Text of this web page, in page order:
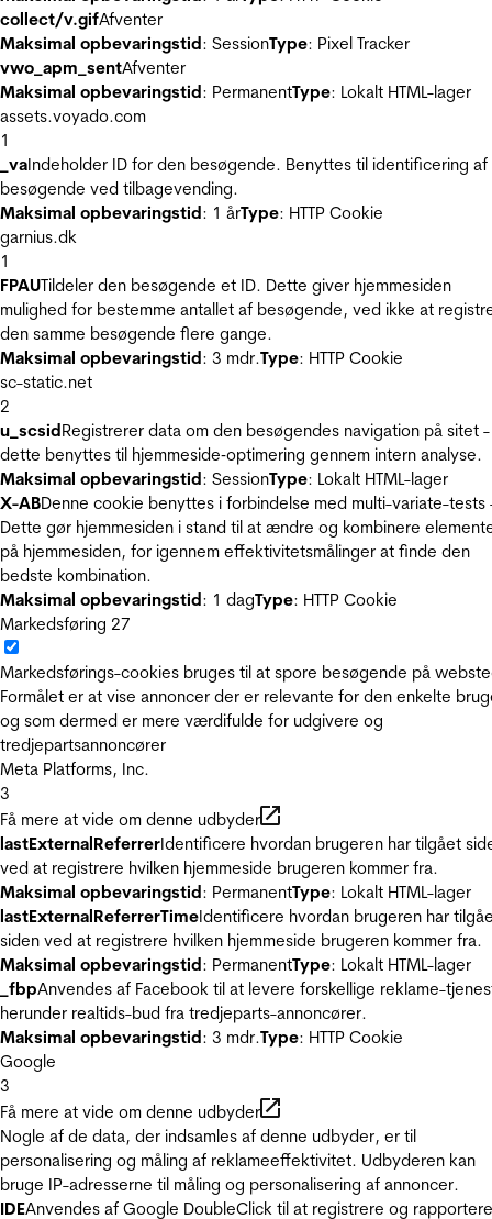
collect/v.gifAfventer
Maksimal opbevaringstid: SessionType: Pixel Tracker
vwo_apm_sentAfventer
Maksimal opbevaringstid: PermanentType: Lokalt HTML-lager
assets.voyado.com
1
_vaIndeholder ID for den besøgende. Benyttes til identificering af
besøgende ved tilbagevending.
Maksimal opbevaringstid: 1 årType: HTTP Cookie
garnius.dk
1
FPAUTildeler den besøgende et ID. Dette giver hjemmesiden
mulighed for bestemme antallet af besøgende, ved ikke at
den samme besøgende flere gange.
Maksimal opbevaringstid: 3 mdr.Type: HTTP Cookie
sc-static.net
2
u_scsidRegistrerer data om den besøgendes navigation på sitet -
dette benyttes til hjemmeside‐optimering gennem intern analyse.
Maksimal opbevaringstid: SessionType: Lokalt HTML-lager
X-ABDenne cookie benyttes i forbindelse med multi-variate-tests
Dette gør hjemmesiden i stand til at ændre og kombinere
på hjemmesiden, for igennem effektivitetsmålinger at finde den
bedste kombination.
Maksimal opbevaringstid: 1 dagType: HTTP Cookie
Markedsføring 27
Markedsførings-cookies bruges til at spore besøgende på
Formålet er at vise annoncer der er relevante for den enkelte
og som dermed er mere værdifulde for udgivere og
tredjepartsannoncører
Meta Platforms, Inc.
3
Få mere at vide om denne udbyder
lastExternalReferrerIdentificere hvordan brugeren har tilgået
ved at registrere hvilken hjemmeside brugeren kommer fra.
Maksimal opbevaringstid: PermanentType: Lokalt HTML-lager
lastExternalReferrerTimeIdentificere hvordan brugeren har
siden ved at registrere hvilken hjemmeside brugeren kommer fra.
Maksimal opbevaringstid: PermanentType: Lokalt HTML-lager
_fbpAnvendes af Facebook til at levere forskellige reklame-
herunder realtids-bud fra tredjeparts-annoncører.
Maksimal opbevaringstid: 3 mdr.Type: HTTP Cookie
Google
3
Få mere at vide om denne udbyder
Nogle af de data, der indsamles af denne udbyder, er til
personalisering og måling af reklameeffektivitet. Udbyderen kan
bruge IP-adresserne til måling og personalisering af annoncer.
IDEAnvendes af Google DoubleClick til at registrere og